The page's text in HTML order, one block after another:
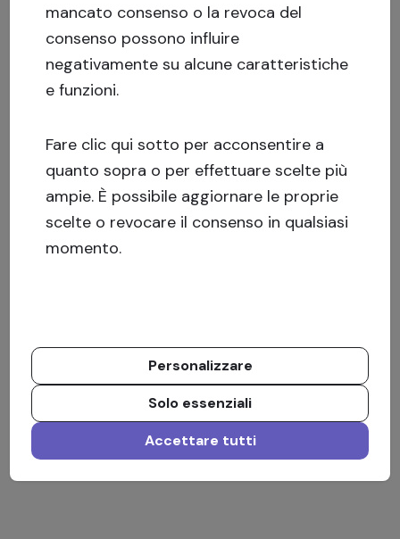
mancato consenso o la revoca del
consenso possono influire
negativamente su alcune caratteristiche
e funzioni.
Fare clic qui sotto per acconsentire a
quanto sopra o per effettuare scelte più
ampie. È possibile aggiornare le proprie
scelte o revocare il consenso in qualsiasi
momento.
Personalizzare
Solo essenziali
Accettare tutti